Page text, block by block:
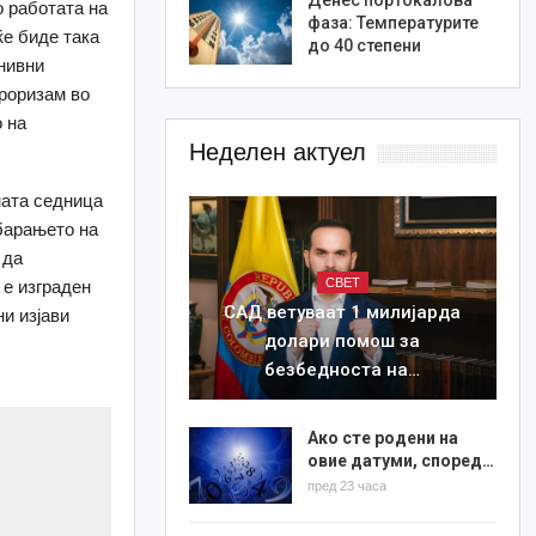
на
биде така
во
на
седница
на
да
изграден
изјави
фаза: Температурите
до 40 степени
Неделен актуел
СВЕТ
САД ветуваат 1 милијарда
долари помош за
безбедноста на…
Ако сте родени на
овие датуми, според…
пред 23 часа